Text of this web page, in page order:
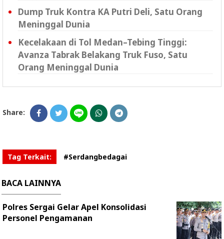
Dump Truk Kontra KA Putri Deli, Satu Orang
Meninggal Dunia
Kecelakaan di Tol Medan–Tebing Tinggi:
Avanza Tabrak Belakang Truk Fuso, Satu
Orang Meninggal Dunia
Share:
Tag Terkait: #Serdangbedagai
BACA LAINNYA
Polres Sergai Gelar Apel Konsolidasi
Personel Pengamanan